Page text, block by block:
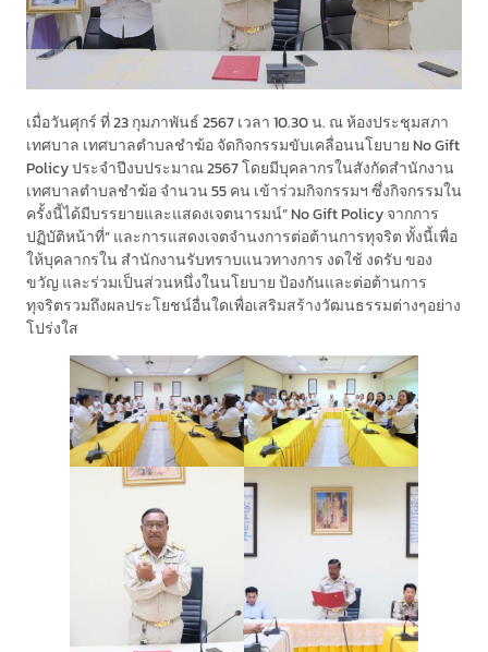
เมื่อวันศุกร์ ที่ 23 กุมภาพันธ์ 2567 เวลา 10.30 น. ณ ห้องประชุมสภา
เทศบาล เทศบาลตำบลชำฆ้อ จัดกิจกรรมขับเคลื่อนนโยบาย No Gift
Policy ประจำปีงบประมาณ 2567 โดยมีบุคลากรในสังกัดสำนักงาน
เทศบาลตำบลชำฆ้อ จำนวน 55 คน เข้าร่วมกิจกรรมฯ ซึ่งกิจกรรมใน
ครั้งนี้ได้มีบรรยายและแสดงเจตนารมน์“ No Gift Policy จากการ
ปฏิบัติหน้าที่” และการแสดงเจตจำนงการต่อต้านการทุจริต ทั้งนี้เพื่อ
ให้บุคลากรใน สำนักงานรับทราบแนวทางการ งดใช้ งดรับ ของ
ขวัญ และร่วมเป็นส่วนหนึ่งในนโยบาย ป้องกันและต่อต้านการ
ทุจริตรวมถึงผลประโยชน์อื่นใดเพื่อเสริมสร้างวัฒนธรรมต่างๆอย่าง
โปร่งใส